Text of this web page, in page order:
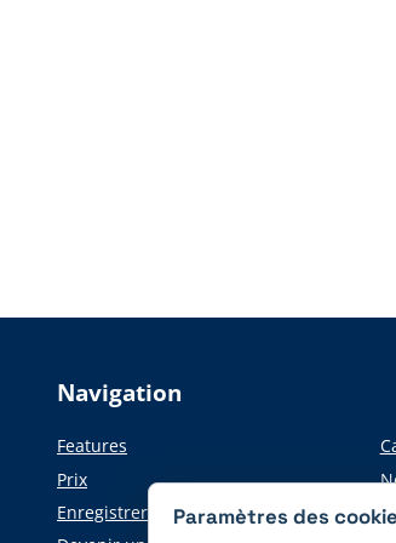
Navigation
Features
Prix
Enregistrer
Paramètres des